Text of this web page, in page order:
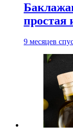
простая
9 месяцев